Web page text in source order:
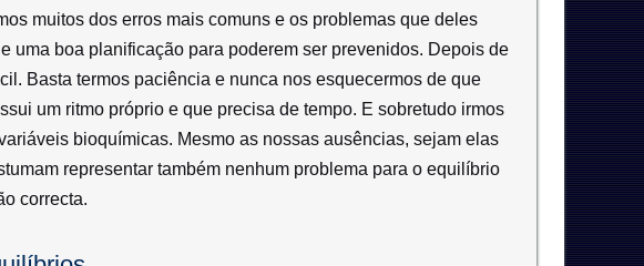
muitos dos erros mais comuns e os problemas que deles
uma boa planificação para poderem ser prevenidos. Depois de
Basta termos paciência e nunca nos esquecermos de que
um ritmo próprio e que precisa de tempo. E sobretudo irmos
bioquímicas. Mesmo as nossas ausências, sejam elas
representar também nenhum problema para o equilíbrio
correcta.